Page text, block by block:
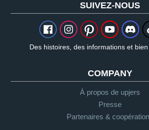
SUIVEZ-NOUS
Des histoires, des informations et
COMPANY
À propos de upjers
Presse
Partenaires &